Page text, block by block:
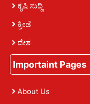
ಕೃಷಿ ಸುದ್ದಿ
ಕ್ರೀಡೆ
ದೇಶ
Importaint Pages
About Us